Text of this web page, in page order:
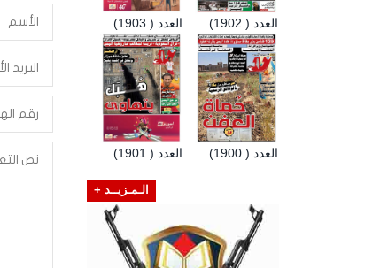
العدد ( 1903) العدد ( 1902)
العدد ( 1901) العدد ( 1900)
الـمـزيــد +